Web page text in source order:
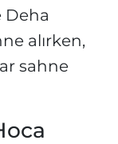
Deha
alırken,
sahne